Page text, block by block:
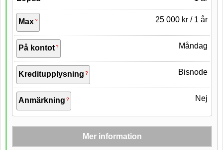
Max 25 000 kr / 1 år
På kontot Måndag
Kreditupplysning Bisnode
Anmärkning Nej
Mer information